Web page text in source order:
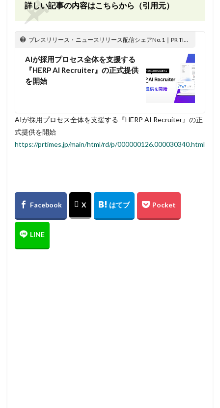
詳しい記事の内容はこちらから（引用元）
プレスリリース・ニュースリリース配信シェアNo.1｜PR TIMES
AIが採用プロセス全体を支援する
『HERP AI Recruiter』の正式提供
を開始
AIが採用プロセス全体を支援する『HERP AI Recruiter』の正
式提供を開始
https://prtimes.jp/main/html/rd/p/000000126.000030340.html